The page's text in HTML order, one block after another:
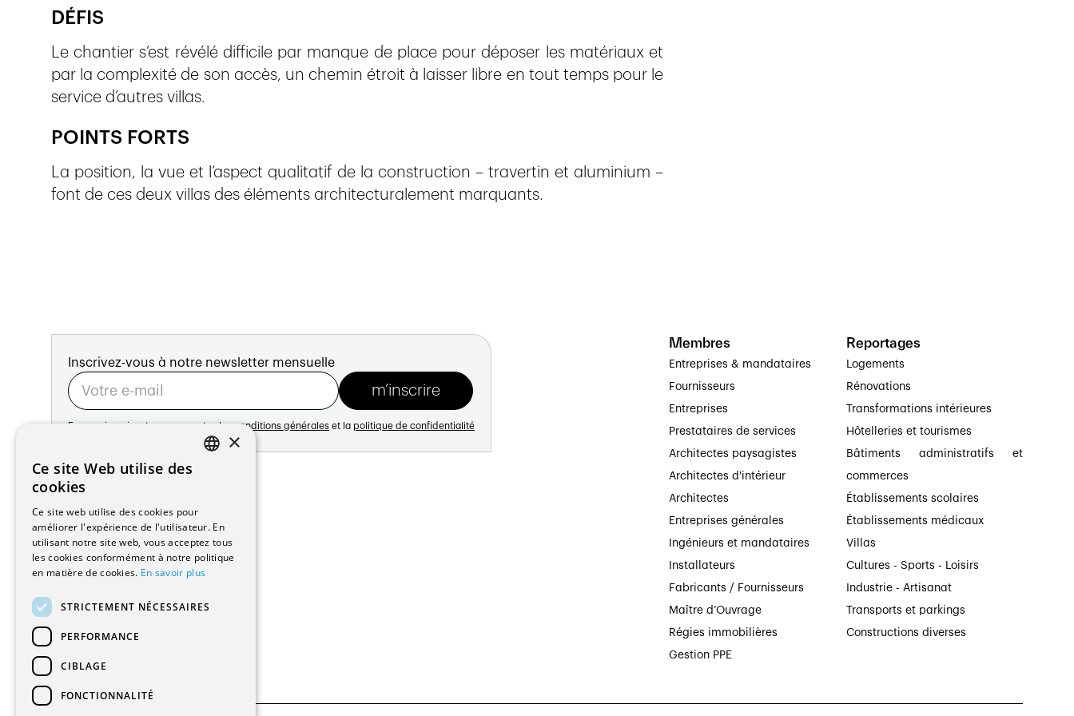
DÉFIS
Le chantier s’est révélé difficile par manque de place pour déposer les matériaux et
par la complexité de son accès, un chemin étroit à laisser libre en tout temps pour le
service d’autres villas.
POINTS FORTS
La position, la vue et l’aspect qualitatif de la construction – travertin et aluminium –
font de ces deux villas des éléments architecturalement marquants.
Inscrivez-vous à notre newsletter mensuelle
En vous inscrivant vous acceptez les conditions générales et la politique de confidentialité
Adresse:
Avenue de Longemalle 21
1020 Renens
Suisse
Contact:
Édition: +41 21 635 16 82
Plateforme: +41 21 631 10 50
info@architectes.ch
Membres
Entreprises & mandataires
Fournisseurs
Entreprises
Prestataires de services
Architectes paysagistes
Architectes d'intérieur
Architectes
Entreprises générales
Ingénieurs et mandataires
Installateurs
Fabricants / Fournisseurs
Maître d’Ouvrage
Régies immobilières
Gestion PPE
Reportages
Logements
Rénovations
Transformations intérieures
Hôtelleries et tourismes
Bâtiments administratifs et
commerces
Établissements scolaires
Établissements médicaux
Villas
Cultures - Sports - Loisirs
Industrie - Artisanat
Transports et parkings
Constructions diverses
×
Ce site Web utilise des
cookies
Ce site web utilise des cookies pour
améliorer l'expérience de l'utilisateur. En
utilisant notre site web, vous acceptez tous
les cookies conformément à notre politique
en matière de cookies. En savoir plus
STRICTEMENT NÉCESSAIRES
PERFORMANCE
CIBLAGE
FONCTIONNALITÉ